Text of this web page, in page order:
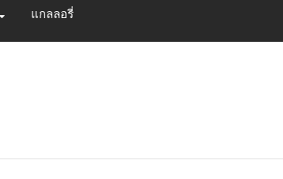
แกลลอรี่